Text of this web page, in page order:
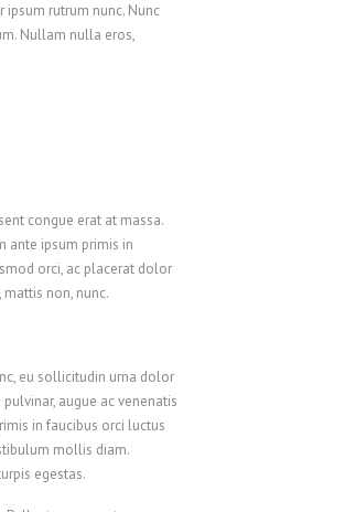
ipsum rutrum nunc. Nunc
Nullam nulla eros,
congue erat at massa.
ante ipsum primis in
orci, ac placerat dolor
non, nunc.
eu sollicitudin urna dolor
augue ac venenatis
in faucibus orci luctus
mollis diam.
egestas.